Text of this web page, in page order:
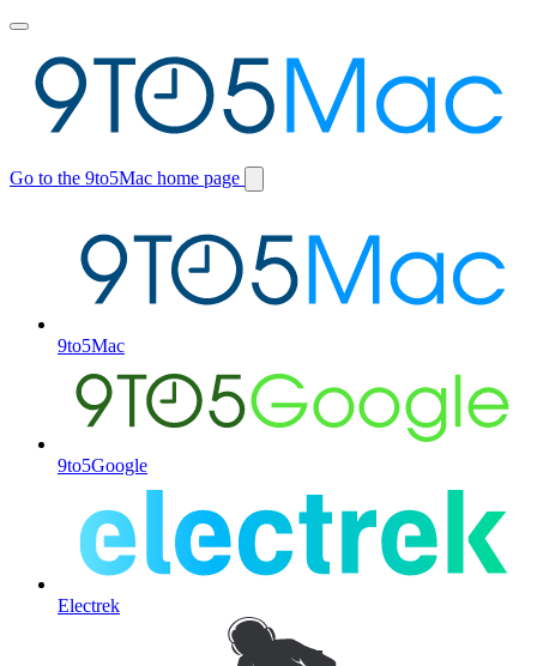
Toggle
menu
Go to the 9to5Mac home page
Switch
9to5Mac
9to5Google
Electrek